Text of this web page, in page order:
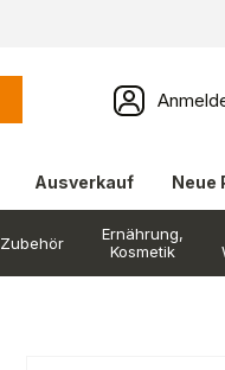
Ausverkauf Neue
Zubehör
Ernährung,
Kosmetik